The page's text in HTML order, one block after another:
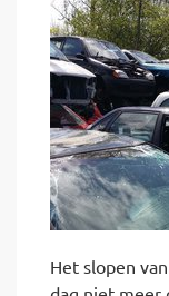
Het slopen